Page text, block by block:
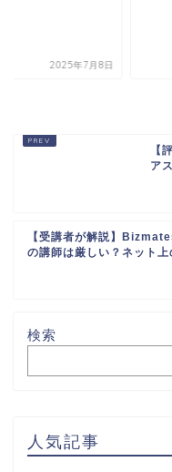
2025年7月8日
【
ア
【受講者が解説】
の講師は厳しい？ネット上
検索
人気記事